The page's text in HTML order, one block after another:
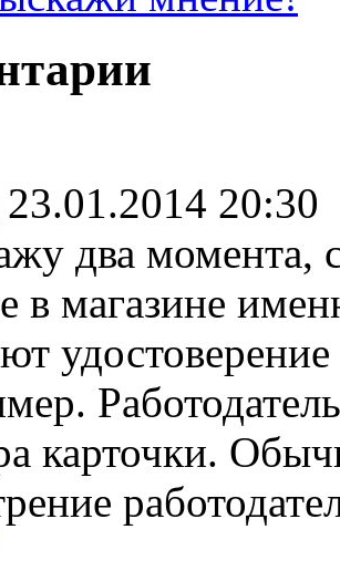
23.01.2014
два момента,
в магазине
карточки.